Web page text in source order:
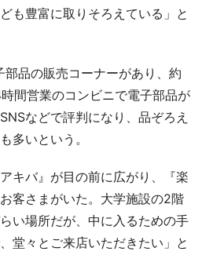
も豊富に取りそろえている」と
品の販売コーナーがあり、約
間営業のコンビニで電子部品が
などで評判になり、品ぞろえ
多いという。
キバ』が目の前に広がり、『楽
客さまがいた。大学施設の2階
い場所だが、中に入るための手
堂々とご来店いただきたい」と